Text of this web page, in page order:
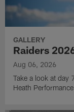
GALLERY
Raiders
Aug 06, 2026
Take a look at day
Heath